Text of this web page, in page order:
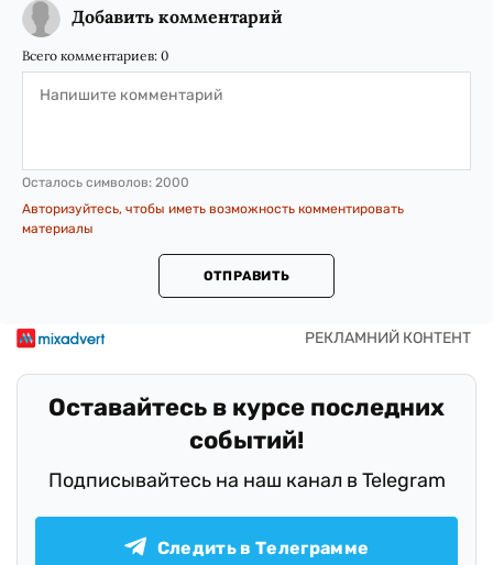
Добавить комментарий
Всего комментариев: 0
Осталось символов: 2000
Авторизуйтесь, чтобы иметь возможность комментировать
материалы
ОТПРАВИТЬ
Оставайтесь в курсе последних
событий!
Подписывайтесь на наш канал в Telegram
Следить в Телеграмме